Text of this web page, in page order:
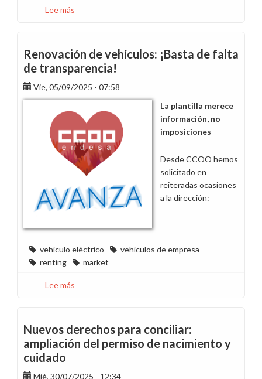
Lee más
sobre
los
préstamos
personales
y
Fancrevi
Endesa
Renovación de vehículos: ¡Basta de falta
de transparencia!
Vie, 05/09/2025 - 07:58
La plantilla merece
información, no
imposiciones
Desde CCOO hemos
solicitado en
reiteradas ocasiones
a la dirección:
vehículo eléctrico
vehículos de empresa
renting
market
Lee más
vehículos:
¡Basta
de
de
Nuevos derechos para conciliar:
ampliación del permiso de nacimiento y
cuidado
Mié, 30/07/2025 - 12:34